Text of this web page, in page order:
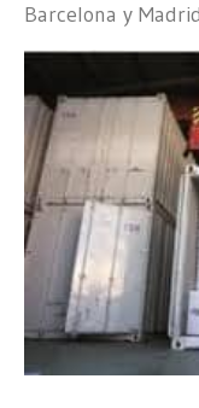
Barcelona y